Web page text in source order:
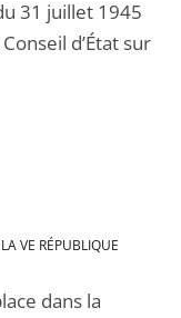
31 juillet 1945
d’État sur
VE RÉPUBLIQUE
dans la